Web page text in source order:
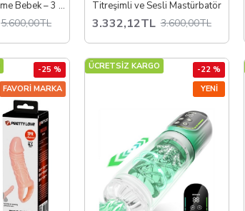
Violet Esmer Şişme Bebek – 3 Delikli Fonksiyonel Tasarım
5.600,00TL
Titreşimli ve Sesli Mastürbatör
3.332,12TL 3.600,00TL
FAVORI MARKA
-25 %
YENI
ÜCRETSİZ KARGO -22 %